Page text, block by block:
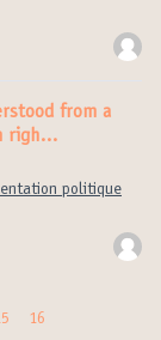
from a
righ…
politique
16